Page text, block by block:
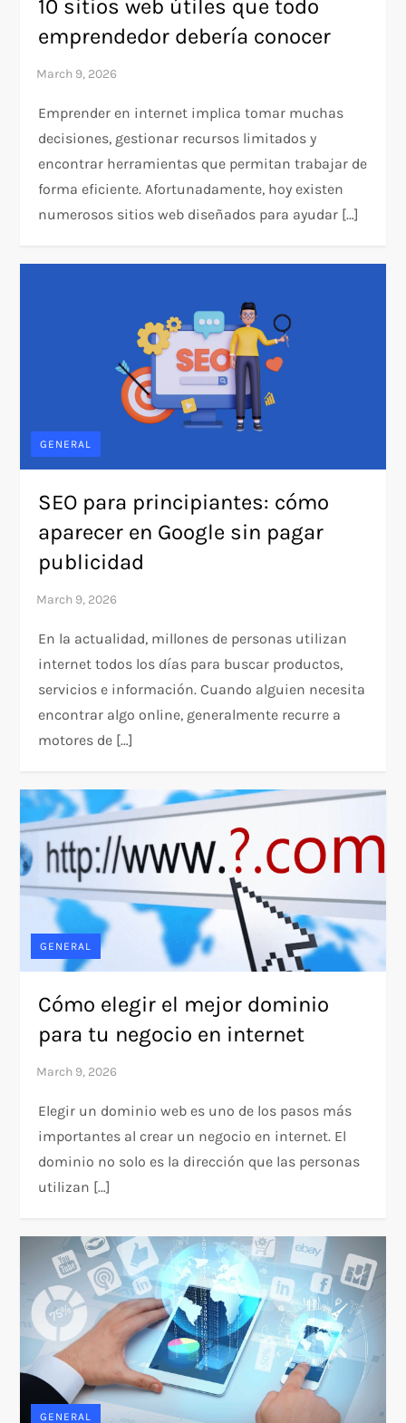
10 sitios web útiles que todo
emprendedor debería conocer
Emprender en internet implica tomar muchas
decisiones, gestionar recursos limitados y
encontrar herramientas que permitan trabajar de
forma eficiente. Afortunadamente, hoy existen
numerosos sitios web diseñados para ayudar […]
GENERAL
SEO para principiantes: cómo
aparecer en Google sin pagar
publicidad
En la actualidad, millones de personas utilizan
internet todos los días para buscar productos,
servicios e información. Cuando alguien necesita
encontrar algo online, generalmente recurre a
motores de […]
GENERAL
Cómo elegir el mejor dominio
para tu negocio en internet
Elegir un dominio web es uno de los pasos más
importantes al crear un negocio en internet. El
dominio no solo es la dirección que las personas
utilizan […]
GENERAL